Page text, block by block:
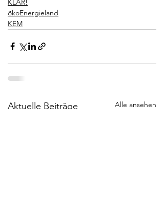
KLAR!
ökoEnergieland
KEM
Aktuelle Beiträge Alle ansehen